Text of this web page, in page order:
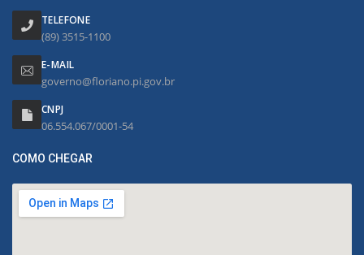
TELEFONE
(89) 3515-1100
E-MAIL
governo@floriano.pi.gov.br
CNPJ
06.554.067/0001-54
COMO CHEGAR